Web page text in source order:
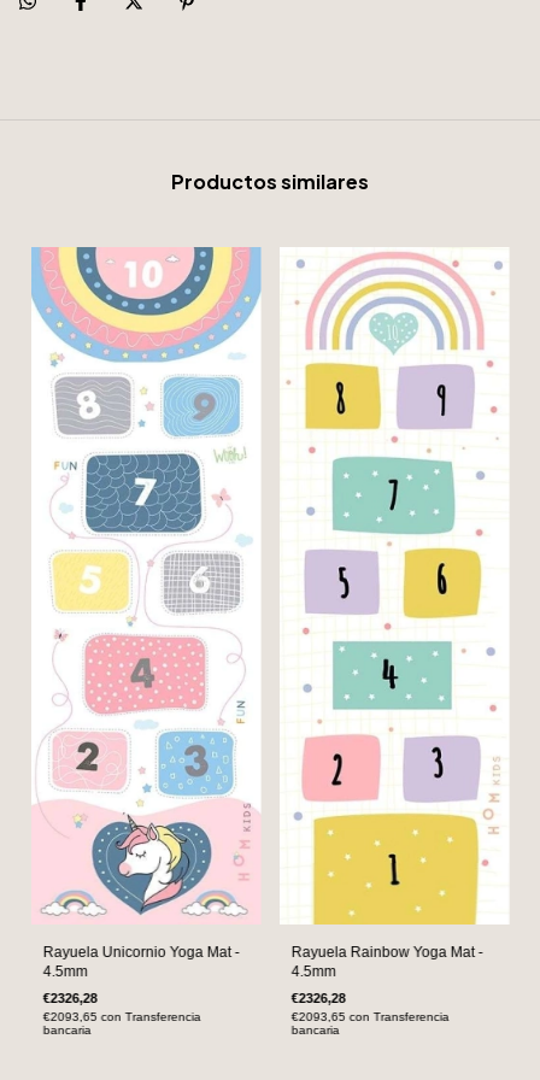
Productos similares
Rayuela Unicornio Yoga Mat -
4.5mm
€2326,28
€2093,65con Transferencia
bancaria
Rayuela Rainbow Yoga Mat -
4.5mm
€2326,28
€2093,65con Transferencia
bancaria